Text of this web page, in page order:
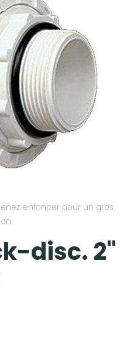
enfoncer pour un gros
disc. 2"